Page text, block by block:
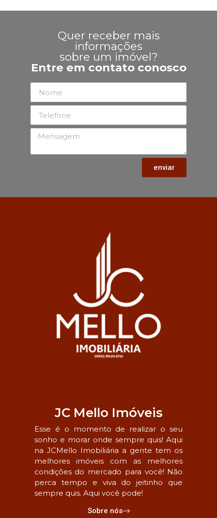
Quer receber mais
informações
sobre um imóvel?
Entre em contato conosco
enviar
JC Mello Imóveis
Esse é o momento de realizar o seu
sonho e morar onde sempre quis! Aqui
na JCMello Imobiliária a gente tem os
melhores imóveis com as melhores
condições do mercado para você! Não
perca tempo e viva do jeitinho que
sempre quis. Aqui você pode!
Sobre nós